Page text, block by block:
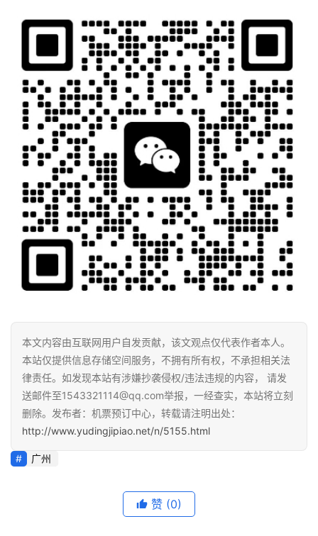
本文内容由互联网用户自发贡献，该文观点仅代表作者本人。
本站仅提供信息存储空间服务，不拥有所有权，不承担相关法
律责任。如发现本站有涉嫌抄袭侵权/违法违规的内容， 请发
送邮件至1543321114@qq.com举报，一经查实，本站将立刻
删除。发布者：机票预订中心，转载请注明出处：
http://www.yudingjipiao.net/n/5155.html
广州
赞 (0)